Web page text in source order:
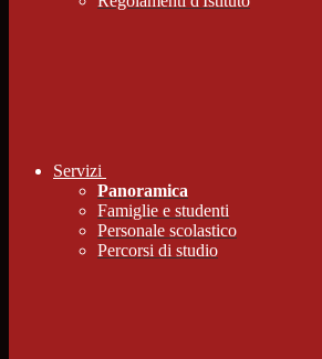
Servizi
Panoramica
Famiglie e studenti
Personale scolastico
Percorsi di studio